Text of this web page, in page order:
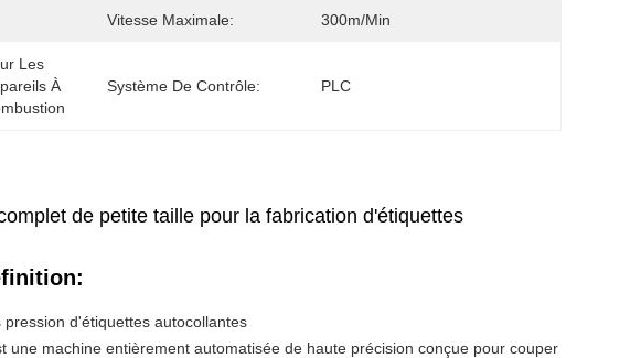
Vitesse Maximale: 300m/min
Les
À
Système De Contrôle: PLC
de petite taille pour la fabrication d'étiquettes
d'étiquettes autocollantes
une machine entièrement automatisée de haute précision conçue pour couper